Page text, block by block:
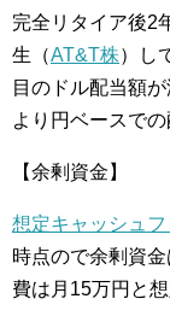
完全リタイア後2
生（AT&T株）し
目のドル配当額
より円ベースで
【余剰資金】
想定キャッシュフ
時点ので余剰資
費は月15万円と想